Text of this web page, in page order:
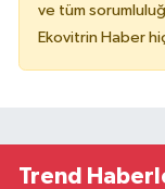
ve tüm
Ekovitrin Haber
Trend